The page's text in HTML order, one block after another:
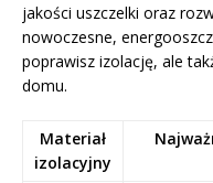
jakości uszczelki oraz
nowoczesne,
poprawisz izolację, ale
domu.
Materiał
izolacyjny